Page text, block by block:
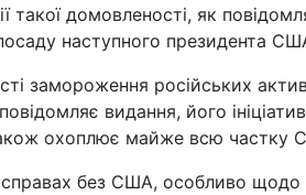
такої домовленості, як
наступного президента
замороження російських
видання, його
охоплює майже всю частку
без США, особливо щодо